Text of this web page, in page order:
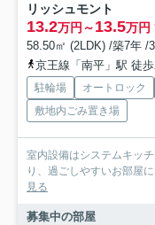
リッシュモント
13.2万円～13.5万円
58.50㎡ (2LDK) /築7年 /
京王線「南平」駅 徒
駐輪場 オートロック
敷地内ごみ置き場
室内設備はシステムキッ
り、過ごしやすいお部屋
見る
募集中の部屋